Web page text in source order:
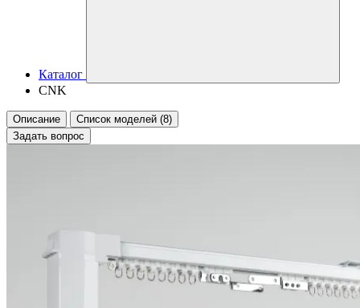
Каталог
CNK
Описание
Список моделей (8)
Задать вопрос